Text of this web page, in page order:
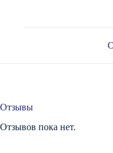
Отзывы
Отзывов пока нет.